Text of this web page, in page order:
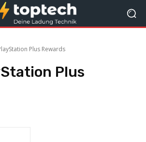
Plus Rewards
Plus